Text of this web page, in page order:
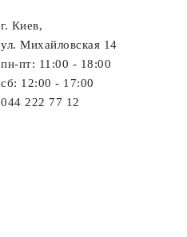
г. Киев,
ул. Михайловская 14
пн-пт: 11:00 - 18:00
cб: 12:00 - 17:00
044 222 77 12